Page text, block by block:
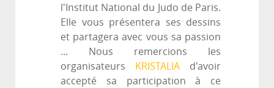
l'Institut National du Judo de Paris.
Elle vous présentera ses dessins
et partagera avec vous sa passion
... Nous remercions les
organisateurs KRISTALIA d'avoir
accepté sa participation à ce